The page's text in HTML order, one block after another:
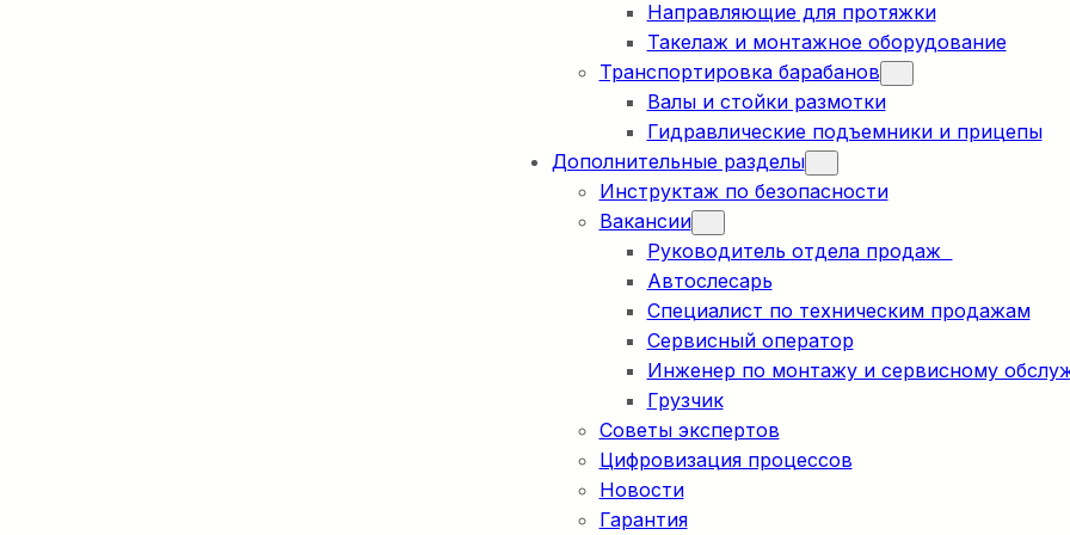
Направляющие для протяжки
Такелаж и монтажное оборудование
Транспортировка барабанов
Валы и стойки размотки
Гидравлические подъемники и прицепы
Дополнительные разделы
Инструктаж по безопасности
Вакансии
Руководитель отдела продаж
Автослесарь
Специалист по техническим продажам
Сервисный оператор
Инженер по монтажу и сервисному
Грузчик
Советы экспертов
Цифровизация процессов
Новости
Гарантия